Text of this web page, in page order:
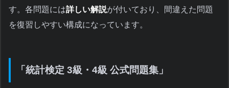
す。各問題には詳しい解説が付いており、間違えた問題
を復習しやすい構成になっています。
「統計検定 3級・4級 公式問題集」